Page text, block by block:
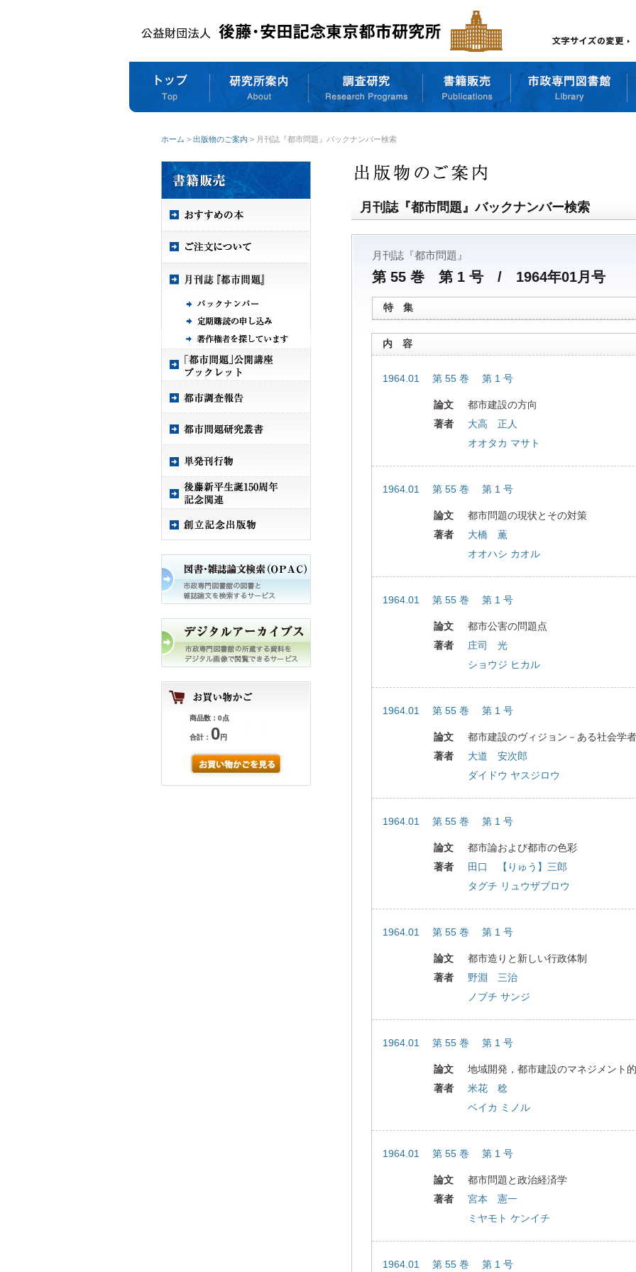
ホーム > 出版物のご案内 > 月刊誌『都市問題』バックナンバー検索
商品数：0点
合計： 0円
月刊誌『都市問題』バックナンバー検索
月刊誌『都市問題』
第 55 巻 第 1 号 / 1964年01月号
特 集
内 容
1964.01 第 55 巻 第 1 号
論文
都市建設の方向
著者
大高 正人
オオタカ マサト
1964.01 第 55 巻 第 1 号
論文
都市問題の現状とその対策
著者
大橋 薫
オオハシ カオル
1964.01 第 55 巻 第 1 号
論文
都市公害の問題点
著者
庄司 光
ショウジ ヒカル
1964.01 第 55 巻 第 1 号
論文
都市建設のヴィジョン－ある社会学
著者
大道 安次郎
ダイドウ ヤスジロウ
1964.01 第 55 巻 第 1 号
論文
都市論および都市の色彩
著者
田口 【りゅう】三郎
タグチ リュウザブロウ
1964.01 第 55 巻 第 1 号
論文
都市造りと新しい行政体制
著者
野淵 三治
ノブチ サンジ
1964.01 第 55 巻 第 1 号
論文
地域開発，都市建設のマネジメント
著者
米花 稔
ベイカ ミノル
1964.01 第 55 巻 第 1 号
論文
都市問題と政治経済学
著者
宮本 憲一
ミヤモト ケンイチ
1964.01 第 55 巻 第 1 号